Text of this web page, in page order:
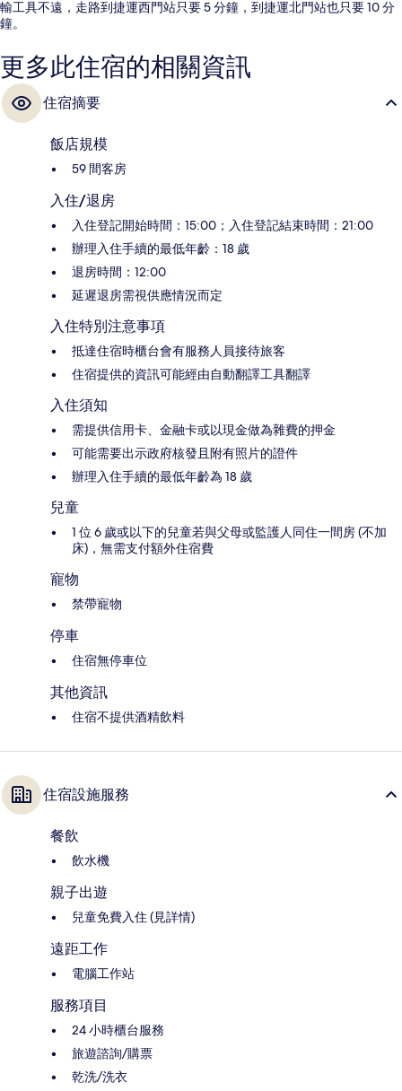
輸工具不遠，走路到捷運西門站只要 5 分鐘，到捷運北門站也只要 10 分
鐘。
更多此住宿的相關資訊
住宿摘要
飯店規模
59 間客房
入住/退房
入住登記開始時間：15:00；入住登記結束時間：21:00
辦理入住手續的最低年齡：18 歲
退房時間：12:00
延遲退房需視供應情況而定
入住特別注意事項
抵達住宿時櫃台會有服務人員接待旅客
住宿提供的資訊可能經由自動翻譯工具翻譯
入住須知
需提供信用卡、金融卡或以現金做為雜費的押金
可能需要出示政府核發且附有照片的證件
辦理入住手續的最低年齡為 18 歲
兒童
1 位 6 歲或以下的兒童若與父母或監護人同住一間房 (不加
床)，無需支付額外住宿費
寵物
禁帶寵物
停車
住宿無停車位
其他資訊
住宿不提供酒精飲料
住宿設施服務
餐飲
飲水機
親子出遊
兒童免費入住 (見詳情)
遠距工作
電腦工作站
服務項目
24 小時櫃台服務
旅遊諮詢/購票
乾洗/洗衣